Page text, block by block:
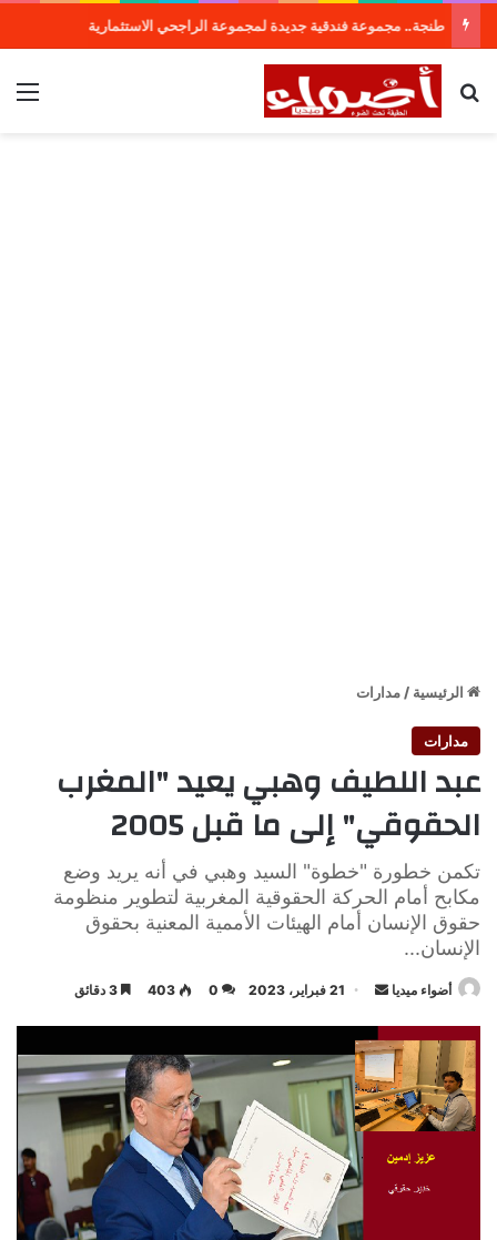
طنجة.. مجموعة فندقية جديدة لمجموعة الراجحي الاستثمارية
بحث عن
الرئيسية / مدارات
مدارات
عبد اللطيف وهبي يعيد "المغرب
الحقوقي" إلى ما قبل 2005
تكمن خطورة "خطوة" السيد وهبي في أنه يريد وضع
مكابح أمام الحركة الحقوقية المغربية لتطوير منظومة
حقوق الإنسان أمام الهيئات الأممية المعنية بحقوق
الإنسان...
أضواء ميديا
أرسل
إلكترونيا
21 فبراير، 2023 0
403